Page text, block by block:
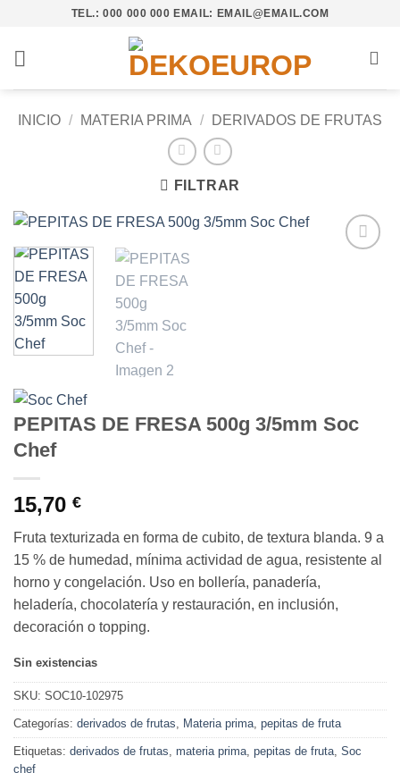
contenido
TEL.: 000 000 000 EMAIL: EMAIL@EMAIL.COM
INICIO / MATERIA PRIMA / DERIVADOS DE FRUTAS
FILTRAR
PEPITAS DE FRESA 500g 3/5mm Soc
Chef
15,70 €
Fruta texturizada en forma de cubito, de textura blanda. 9 a
15 % de humedad, mínima actividad de agua, resistente al
horno y congelación. Uso en bollería, panadería,
heladería, chocolatería y restauración, en inclusión,
decoración o topping.
Sin existencias
SKU: SOC10-102975
Categorías: derivados de frutas, Materia prima, pepitas de fruta
Etiquetas: derivados de frutas, materia prima, pepitas de fruta, Soc
chef